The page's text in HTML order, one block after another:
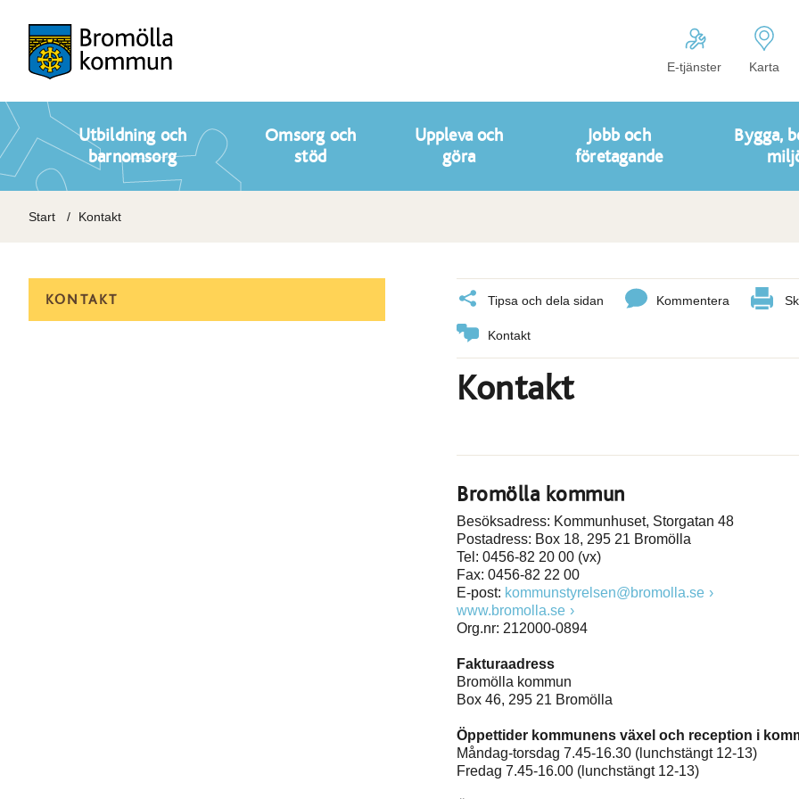
E-tjänster Karta
Utbildning och
barnomsorg
Omsorg och
stöd
Uppleva och
göra
Jobb och
företagande
Bygga,
Start Kontakt
Tipsa och dela sidan Kommentera
Kontakt
Kontakt
Bromölla kommun
Besöksadress: Kommunhuset, Storgatan 48
Postadress: Box 18, 295 21 Bromölla
Tel: 0456-82 20 00 (vx)
Fax: 0456-82 22 00
E-post: kommunstyrelsen@bromolla.se
www.bromolla.se
Org.nr: 212000-0894
Fakturaadress
Bromölla kommun
Box 46, 295 21 Bromölla
Öppettider kommunens växel och reception i
Måndag-torsdag 7.45-16.30 (lunchstängt 12-13)
Fredag 7.45-16.00 (lunchstängt 12-13)
KONTAKT